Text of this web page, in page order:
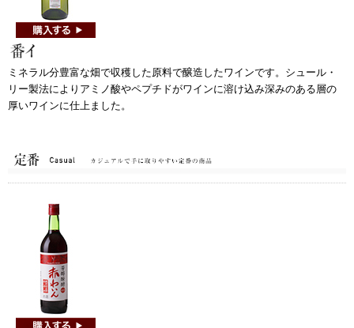
ミネラル分豊富な畑で収穫した原料で醸造したワインです。シュール・
リー製法によりアミノ酸やペプチドがワインに溶け込み深みのある層の
厚いワインに仕上ました。